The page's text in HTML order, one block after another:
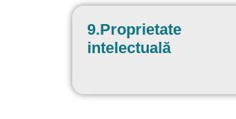
9.Proprietate
intelectuală